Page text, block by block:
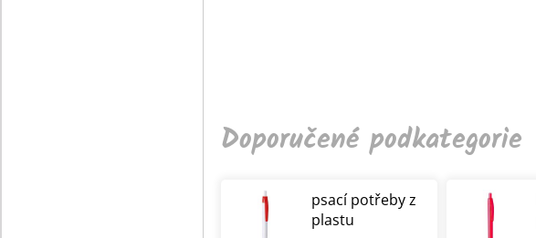
Doporučené podkategorie
psací potřeby z
plastu